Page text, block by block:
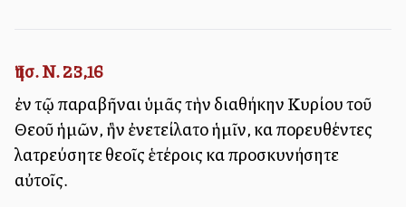
Ἰησ. Ν. 23,16
ἐν τῷ παραβῆναι ὑμᾶς τὴν διαθήκην Κυρίου τοῦ
Θεοῦ ἡμῶν, ἣν ἐνετείλατο ἡμῖν, καὶ πορευθέντες
λατρεύσητε θεοῖς ἑτέροις καὶ προσκυνήσητε
αὐτοῖς.